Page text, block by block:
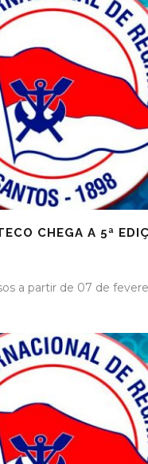
CHEGA A 5ª
a partir de 07 de